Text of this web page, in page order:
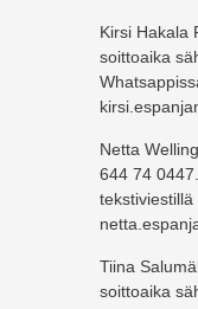
Kirsi Hakala
soittoaika
Netta
644 74
tekstiviestillä
Tiina
soittoaika